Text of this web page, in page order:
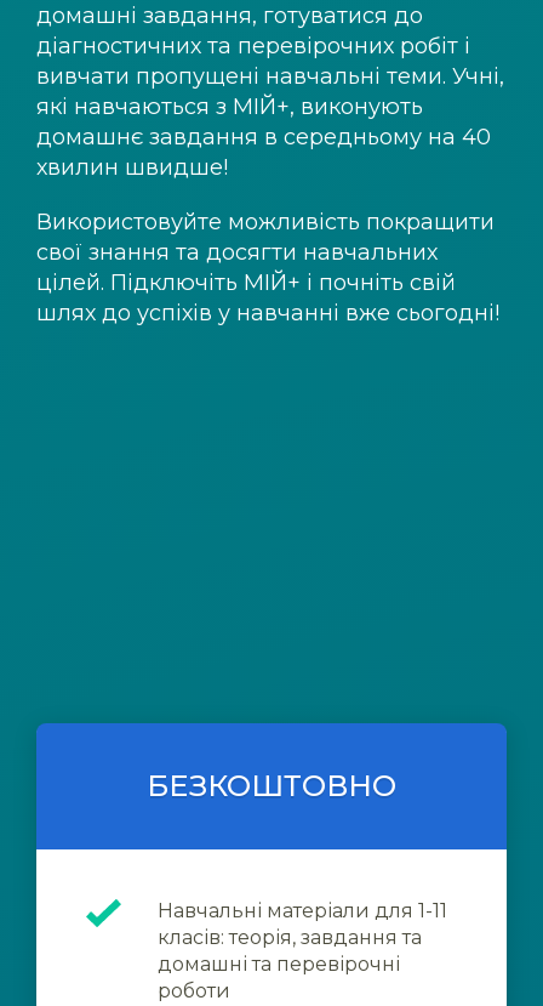
домашні завдання, готуватися до
діагностичних та перевірочних робіт і
вивчати пропущені навчальні теми. Учні,
які навчаються з МІЙ+, виконують
домашнє завдання в середньому на 40
хвилин швидше!
Використовуйте можливість покращити
свої знання та досягти навчальних
цілей. Підключіть МІЙ+ і почніть свій
шлях до успіхів у навчанні вже сьогодні!
БЕЗКОШТОВНО
Навчальні матеріали для 1-11
класів: теорія, завдання та
домашні та перевірочні
роботи